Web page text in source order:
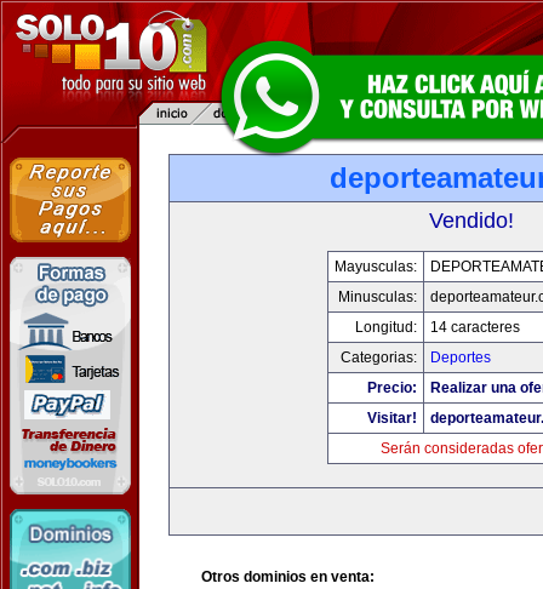
Vendido!
Mayusculas:
Minusculas:
Longitud:
14 caracteres
Categorias:
Deportes
Precio:
Realizar una
Visitar!
Serán consideradas
Otros dominios en venta: